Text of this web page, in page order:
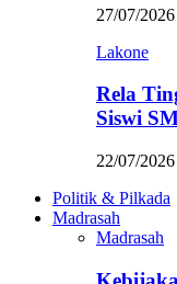
27/07/2026
Lakone
Rela
Siswi
22/07/2026
Politik & Pilkada
Madrasah
Madrasah